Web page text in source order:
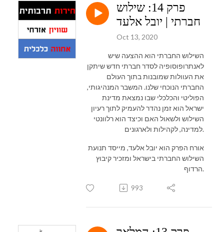
פרק 14: שילוש
חברתי | יובל אלעד
Oct 13, 2020
לאנתרופוסופיה לסדר חברתי חדש שיתקן
את העוולות שמובנות בתוך העולם
החברתי הנוכחי שלנו. המשבר המנהיגותי,
הפוליטי והכלכלי שבו נמצאת מדינת
ישראל הוא זמן נהדר להעמיק לתוך רעיון
השילוש ולשאול האם וכיצד הוא רלוונטי
למדינה, לקהילות ולארגונים.
אורח הפרק הוא יובל אלעד, מייסד תנועת
השילוש החברתי בישראל ומזכיר קיבוץ
הרדוף.
993